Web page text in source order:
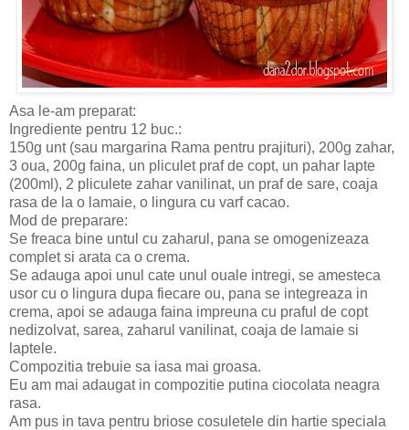
Asa le-am preparat:
Ingrediente pentru 12 buc.:
150g unt (sau margarina Rama pentru prajituri), 200g zahar,
3 oua, 200g faina, un pliculet praf de copt, un pahar lapte
(200ml), 2 pliculete zahar vanilinat, un praf de sare, coaja
rasa de la o lamaie, o lingura cu varf cacao.
Mod de preparare:
Se freaca bine untul cu zaharul, pana se omogenizeaza
complet si arata ca o crema.
Se adauga apoi unul cate unul ouale intregi, se amesteca
usor cu o lingura dupa fiecare ou, pana se integreaza in
crema, apoi se adauga faina impreuna cu praful de copt
nedizolvat, sarea, zaharul vanilinat, coaja de lamaie si
laptele.
Compozitia trebuie sa iasa mai groasa.
Eu am mai adaugat in compozitie putina ciocolata neagra
rasa.
Am pus in tava pentru briose cosuletele din hartie speciala